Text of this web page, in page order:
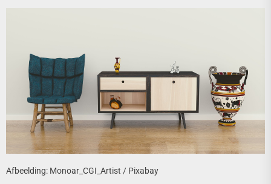
Afbeelding: Monoar_CGI_Artist / Pixabay